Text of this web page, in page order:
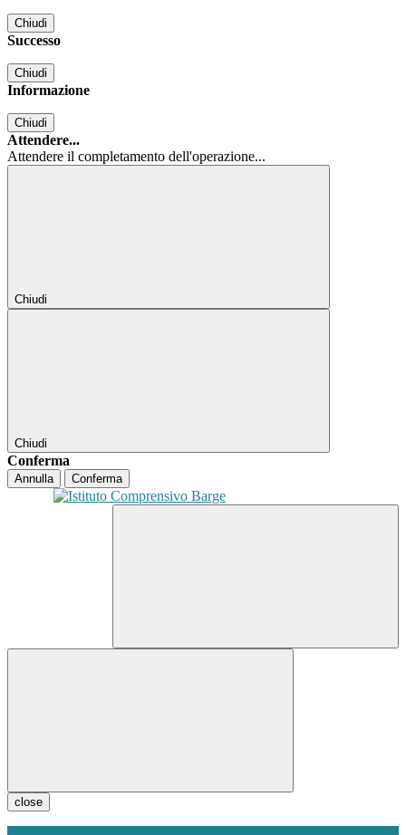
Chiudi
Successo
Chiudi
Informazione
Chiudi
Attendere...
Attendere il completamento dell'operazione...
Chiudi
Chiudi
Conferma
Annulla Conferma
close